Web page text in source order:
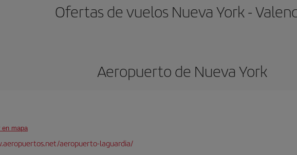
Ofertas de vuelos Nueva York -
Aeropuerto de Nueva York
en mapa
aeropuerto-laguardia/